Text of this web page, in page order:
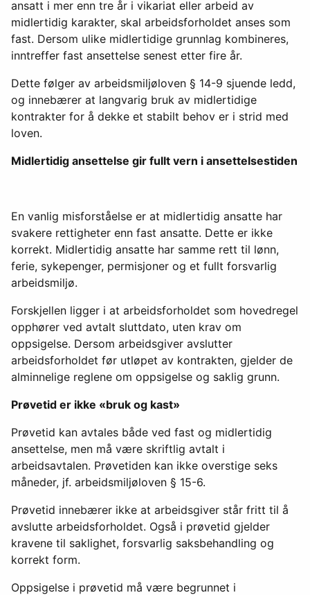
ansatt i mer enn tre år i vikariat eller arbeid av
midlertidig karakter, skal arbeidsforholdet anses som
fast. Dersom ulike midlertidige grunnlag kombineres,
inntreffer fast ansettelse senest etter fire år.
Dette følger av arbeidsmiljøloven § 14-9 sjuende ledd,
og innebærer at langvarig bruk av midlertidige
kontrakter for å dekke et stabilt behov er i strid med
loven.
Midlertidig ansettelse gir fullt vern i ansettelsestiden
En vanlig misforståelse er at midlertidig ansatte har
svakere rettigheter enn fast ansatte. Dette er ikke
korrekt. Midlertidig ansatte har samme rett til lønn,
ferie, sykepenger, permisjoner og et fullt forsvarlig
arbeidsmiljø.
Forskjellen ligger i at arbeidsforholdet som hovedregel
opphører ved avtalt sluttdato, uten krav om
oppsigelse. Dersom arbeidsgiver avslutter
arbeidsforholdet før utløpet av kontrakten, gjelder de
alminnelige reglene om oppsigelse og saklig grunn.
Prøvetid er ikke «bruk og kast»
Prøvetid kan avtales både ved fast og midlertidig
ansettelse, men må være skriftlig avtalt i
arbeidsavtalen. Prøvetiden kan ikke overstige seks
måneder, jf. arbeidsmiljøloven § 15-6.
Prøvetid innebærer ikke at arbeidsgiver står fritt til å
avslutte arbeidsforholdet. Også i prøvetid gjelder
kravene til saklighet, forsvarlig saksbehandling og
korrekt form.
Oppsigelse i prøvetid må være begrunnet i